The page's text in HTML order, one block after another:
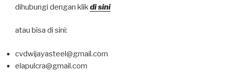
dihubungi dengan klikdi sini
atau bisa di sini:
cvdwijayasteel@gmail.com
elapulcra@gmail.com